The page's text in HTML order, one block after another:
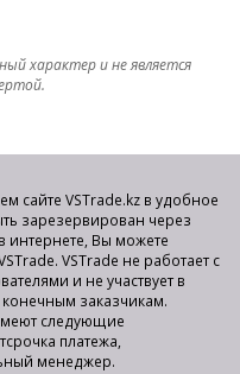
характер и не является
сайте VSTrade.kz в удобное
зарезервирован через
интернете, Вы можете
VSTrade не работает с
и не участвует в
заказчикам.
следующие
платежа,
менеджер.